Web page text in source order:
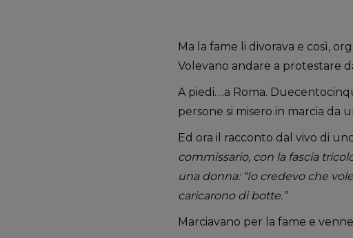
Ma la fame li divorava e così,
Volevano andare a protestare
A piedi….a Roma.
persone si misero in marcia da
Ed ora il racconto dal vivo di
commissario, con la fascia
una donna: “Io credevo che
caricarono di botte.”
Marciavano per la fame e